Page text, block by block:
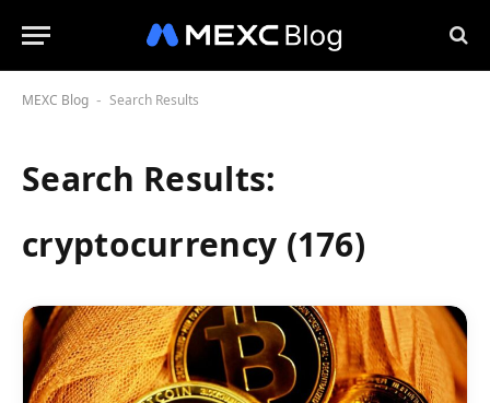
MEXC Blog - Search Results
Search Results:
cryptocurrency (176)